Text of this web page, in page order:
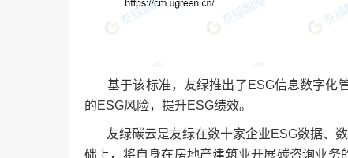
基于该标准，友绿推出了ESG信息数字化
的ESG风险，提升ESG绩效。
友绿碳云是友绿在数十家企业ESG数据、数
础上，将自身在房地产建筑业开展碳咨询业